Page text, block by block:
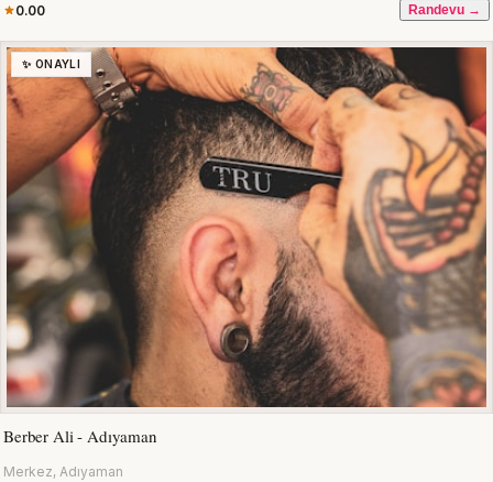
0.00 Randevu →
✨ ONAYLI
Berber Ali - Adıyaman
Merkez, Adıyaman